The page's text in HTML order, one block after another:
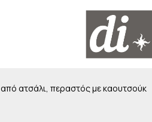
ατσάλι, περαστός με καουτσούκ